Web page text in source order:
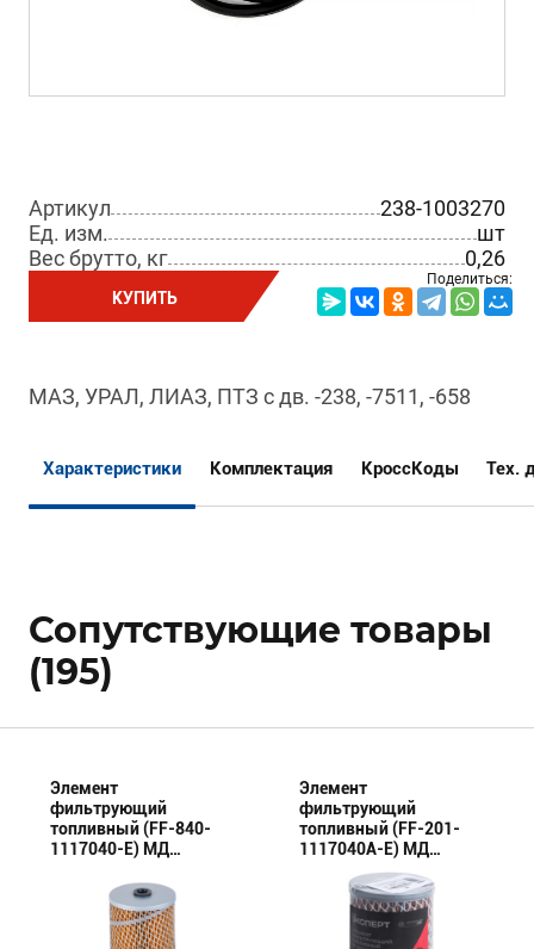
Артикул
238-1003270
Ед. изм.
шт
Вес брутто, кг
0,26
КУПИТЬ
Поделиться:
МАЗ, УРАЛ, ЛИАЗ, ПТЗ с дв. -238, -7511, -658
Характеристики Комплектация КроссКоды Тех.
Сопутствующие товары
(195)
Элемент
фильтрующий
топливный (FF-840-
1117040-E) МД
Элемент
фильтрующий
топливный (FF-201-
1117040А-E) МД
(Эксперт)